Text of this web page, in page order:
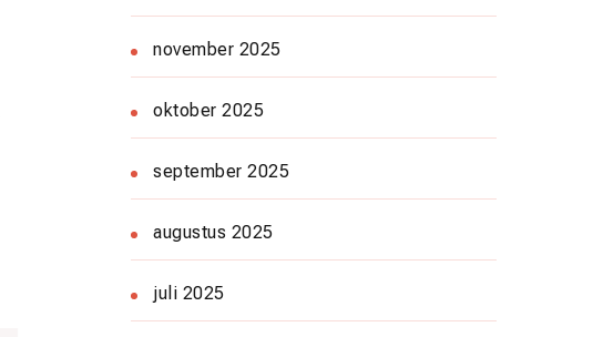
november 2025
oktober 2025
september 2025
augustus 2025
juli 2025